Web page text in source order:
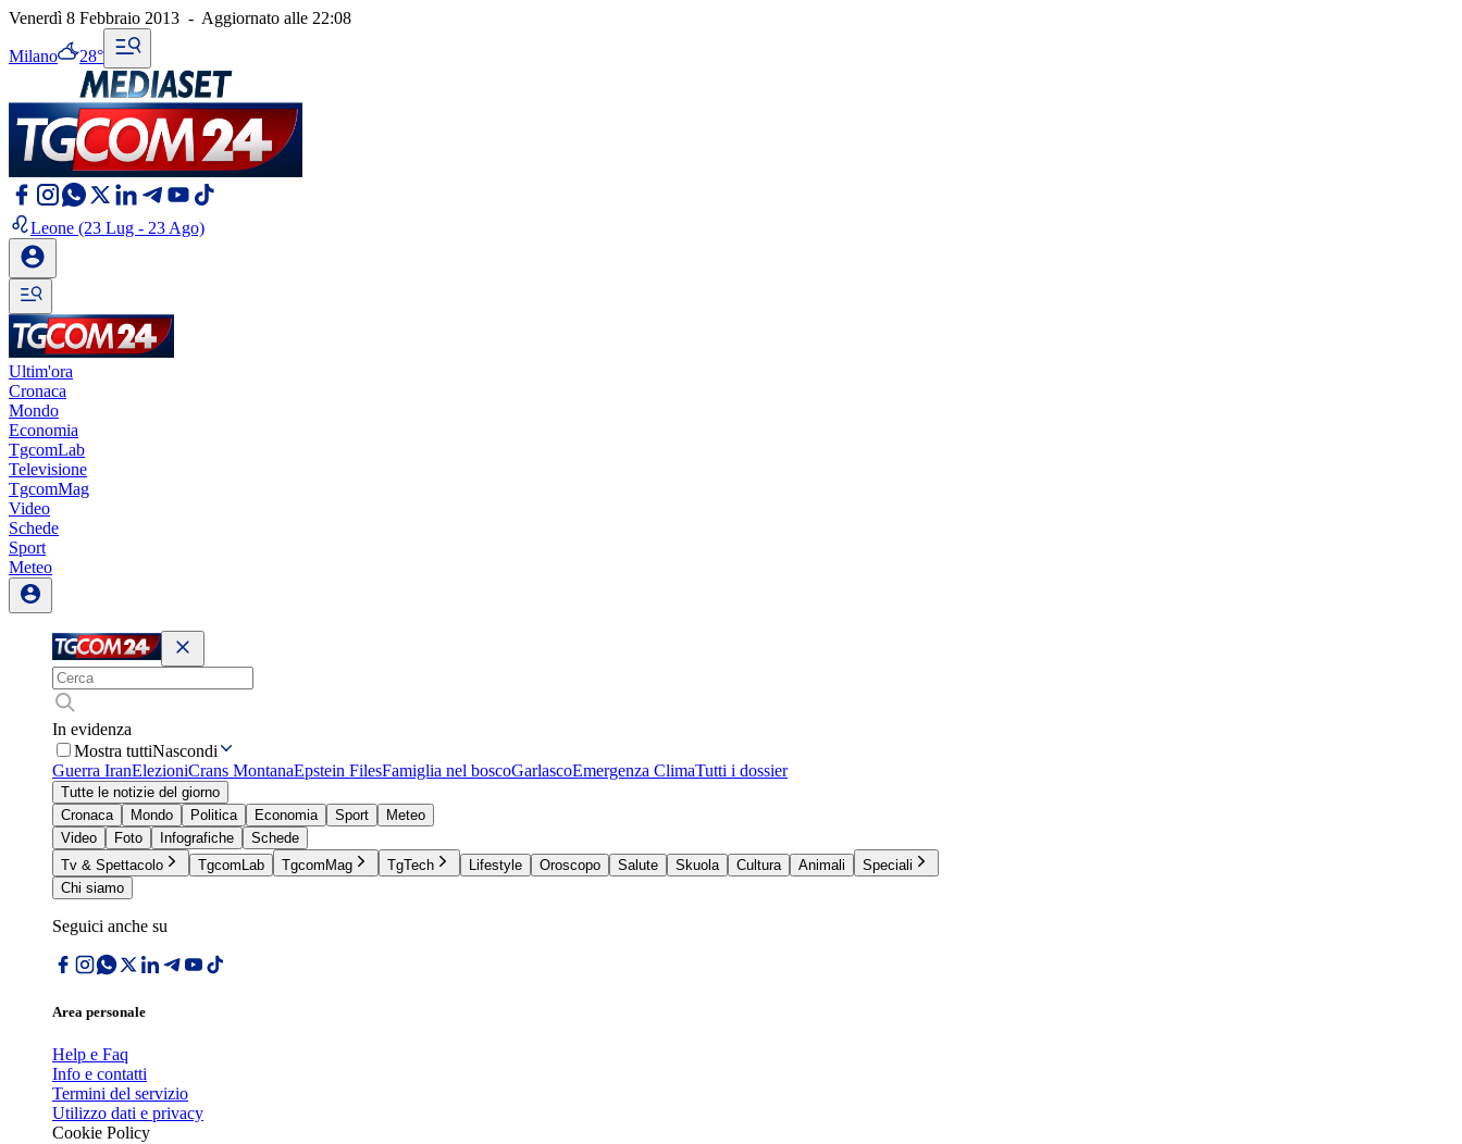
Venerdì 8 Febbraio 2013 - Aggiornato alle 22:08
Milano 28°
Leone (23 Lug - 23 Ago)
Ultim'ora
Cronaca
Mondo
Economia
TgcomLab
Televisione
TgcomMag
Video
Schede
Sport
Meteo
In evidenza
Mostra tuttiNascondi
Guerra IranElezioniCrans MontanaEpstein FilesFamiglia nel boscoGarlascoEmergenza ClimaTutti i dossier
Tutte le notizie del giorno
Cronaca
Mondo Politica Economia Sport
Meteo
Video
Foto Infografiche
Schede
Tv & Spettacolo
TgcomLab TgcomMag TgTech Lifestyle Oroscopo Salute Skuola Cultura Animali
Speciali
Chi siamo
Seguici anche su
Area personale
Help e Faq
Info e contatti
Termini del servizio
Utilizzo dati e privacy
Cookie Policy